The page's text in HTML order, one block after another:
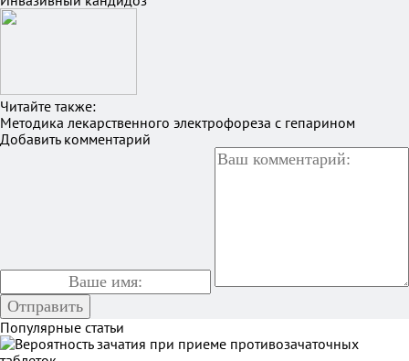
Читайте также:
Методика лекарственного электрофореза с гепарином
Добавить комментарий
Популярные статьи